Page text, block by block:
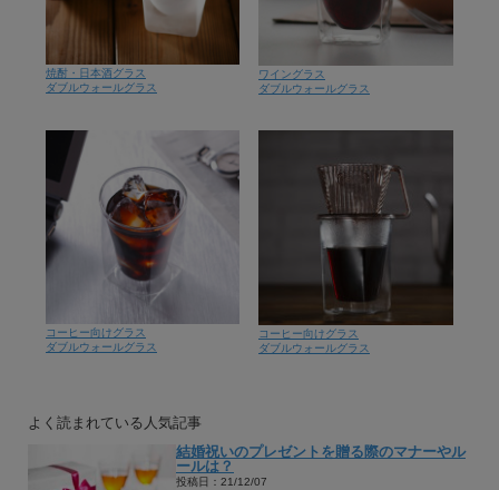
焼酎・日本酒グラス
ダブルウォールグラス
ワイングラス
ダブルウォールグラス
コーヒー向けグラス
ダブルウォールグラス
コーヒー向けグラス
ダブルウォールグラス
よく読まれている人気記事
結婚祝いのプレゼントを贈る際のマナーやル
ールは？
投稿日：21/12/07